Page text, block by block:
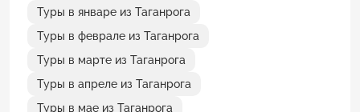
Туры в январе из Таганрога
Туры в феврале из Таганрога
Туры в марте из Таганрога
Туры в апреле из Таганрога
Туры в мае из Таганрога